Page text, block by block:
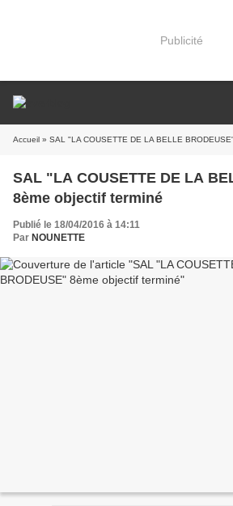
Publicité
Accueil » SAL "LA COUSETTE DE LA BELLE
SAL "LA COUSETTE DE LA
8ème objectif terminé
Publié le 18/04/2016 à 14:11
Par NOUNETTE